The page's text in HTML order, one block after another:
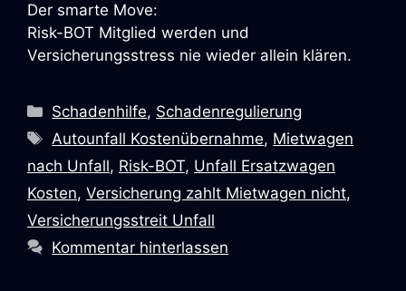
Der smarte Move:
Risk-BOT Mitglied werden und
Versicherungsstress nie wieder allein klären.
Kategorien
Schadenhilfe, Schadenregulierung
Schlagwörter
Autounfall Kostenübernahme, Mietwagen
nach Unfall, Risk-BOT, Unfall Ersatzwagen
Kosten, Versicherung zahlt Mietwagen nicht,
Versicherungsstreit Unfall
Kommentar hinterlassen